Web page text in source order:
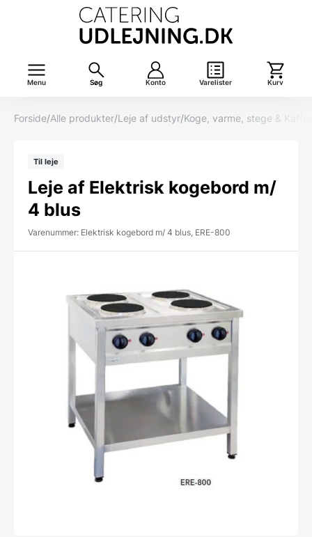
Menu Søg Konto Varelister Kurv
Forside/Alle produkter/Leje af udstyr/Koge, varme, stege & Kaffe
Til leje
Leje af Elektrisk kogebord m/
4 blus
Varenummer: Elektrisk kogebord m/ 4 blus, ERE-800